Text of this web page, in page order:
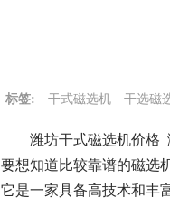
标签: 干式磁选机 干选磁
潍坊干式磁选机价格
要想知道比较靠谱的磁选
它是一家具备高技术和丰